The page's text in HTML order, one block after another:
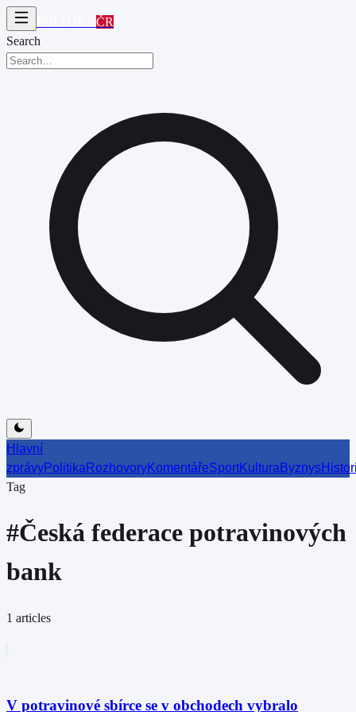
ČR
Search
Hlavní
zprávyPolitika RozhovoryKomentářeSportKultura Byznys
Tag
#Česká federace potravinových
bank
1 articles
V potravinové sbírce se v obchodech vybralo